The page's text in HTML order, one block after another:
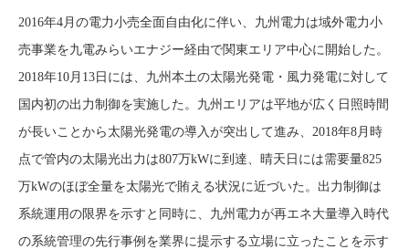
2016年4月の電力小売全面自由化に伴い、九州電力は域外電力小
売事業を九電みらいエナジー経由で関東エリア中心に開始した。
2018年10月13日には、九州本土の太陽光発電・風力発電に対して
国内初の出力制御を実施した。九州エリアは平地が広く日照時間
が長いことから太陽光発電の導入が突出して進み、2018年8月時
点で管内の太陽光出力は807万kWに到達、晴天日には需要量825
万kWのほぼ全量を太陽光で賄える状況に近づいた。出力制御は
系統運用の限界を示すと同時に、九州電力が再エネ大量導入時代
の系統管理の先行事例を業界に提示する立場に立ったことを示す